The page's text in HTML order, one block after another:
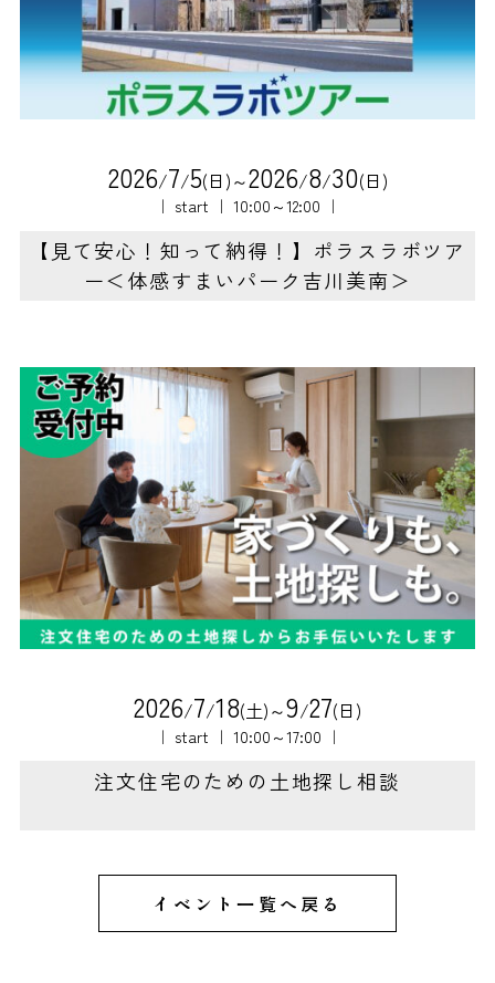
2026/7/5(日)～2026/8/30(日)
｜ start ｜ 10:00～12:00 ｜
【見て安心！知って納得！】ポラスラボツア
ー＜体感すまいパーク吉川美南＞
2026/7/18(土)～9/27(日)
｜ start ｜ 10:00～17:00 ｜
注文住宅のための土地探し相談
イベント一覧へ戻る